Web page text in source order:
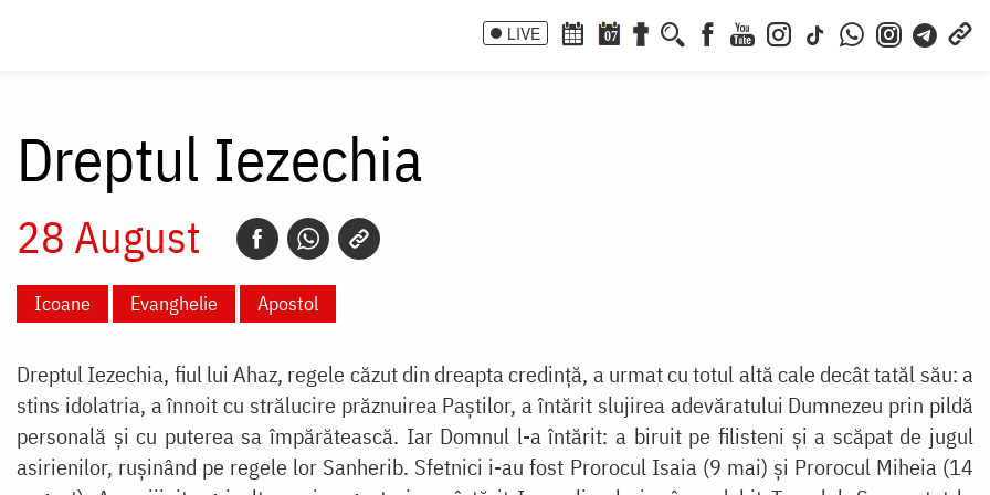
LIVE 07
Dreptul Iezechia
28 August
Icoane Evanghelie Apostol
Dreptul Iezechia, fiul lui Ahaz, regele căzut din dreapta credință, a urmat cu totul altă cale decât tatăl său: a
stins idolatria, a înnoit cu strălucire prăznuirea Paștilor, a întărit slujirea adevăratului Dumnezeu prin pildă
personală și cu puterea sa împărătească. Iar Domnul l-a întărit: a biruit pe filisteni și a scăpat de jugul
asirienilor, rușinând pe regele lor Sanherib. Sfetnici i-au fost Prorocul Isaia (9 mai) și Prorocul Miheia (14